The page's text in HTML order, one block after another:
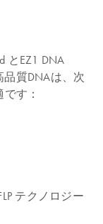
とEZ1 DNA
品質DNAは、次
す：
テクノロジー